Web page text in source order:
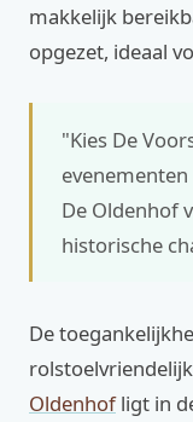
makkelijk
opgezet, ideaal
"Kies De
De Oldenhof
historische
De
Oldenhofligt in